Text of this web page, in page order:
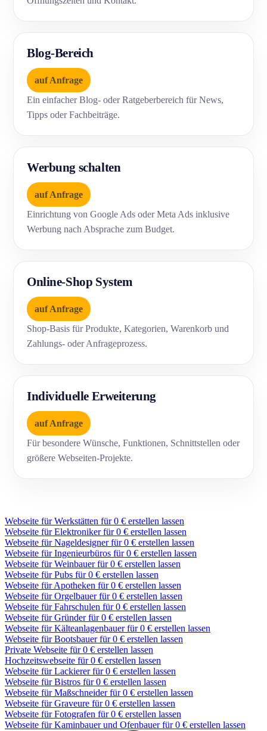
Blog-Bereich
auf Anfrage
Ein einfacher Blog- oder Ratgeberbereich für News,
Tipps oder Fachbeiträge.
Werbung schalten
auf Anfrage
Einrichtung von Google Ads oder Meta Ads inklusive
Werbung nach Absprache zum Budget.
Online-Shop System
auf Anfrage
Shop-Basis für Produkte, Kategorien, Warenkorb und
Zahlungs- oder Anfrageprozess.
Individuelle Erweiterung
auf Anfrage
Für besondere Wünsche, Funktionen, Schnittstellen oder
größere Webseiten-Projekte.
Webseite für Werkstätten für 0 € erstellen lassen
Webseite für Elektroniker für 0 € erstellen lassen
Webseite für Nageldesigner für 0 € erstellen lassen
Webseite für Ingenieurbüros für 0 € erstellen lassen
Webseite für Weinbauer für 0 € erstellen lassen
Webseite für Pubs für 0 € erstellen lassen
Webseite für Apotheken für 0 € erstellen lassen
Webseite für Orgelbauer für 0 € erstellen lassen
Webseite für Fahrschulen für 0 € erstellen lassen
Webseite für Gründer für 0 € erstellen lassen
Webseite für Kälteanlagenbauer für 0 € erstellen lassen
Webseite für Bootsbauer für 0 € erstellen lassen
Private Webseite für 0 € erstellen lassen
Hochzeitswebseite für 0 € erstellen lassen
Webseite für Lackierer für 0 € erstellen lassen
Webseite für Bistros für 0 € erstellen lassen
Webseite für Maßschneider für 0 € erstellen lassen
Webseite für Graveure für 0 € erstellen lassen
Webseite für Fotografen für 0 € erstellen lassen
Webseite für Kaminbauer und Ofenbauer für 0 € erstellen lassen